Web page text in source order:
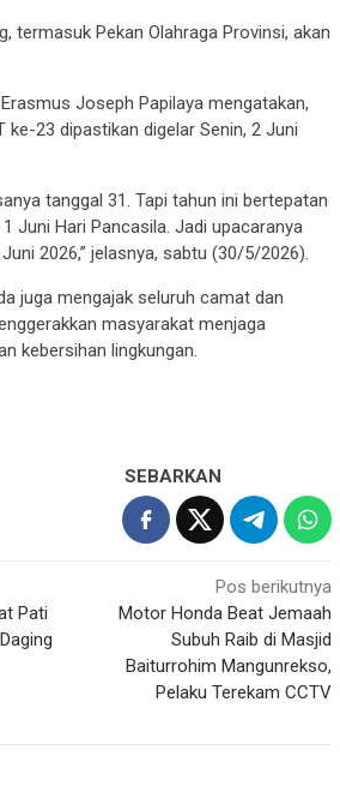
termasuk Pekan Olahraga Provinsi, akan
Joseph Papilaya mengatakan,
ke-23 dipastikan digelar Senin, 2 Juni
tanggal 31. Tapi tahun ini bertepatan
Juni Hari Pancasila. Jadi upacaranya
2026,” jelasnya, sabtu (30/5/2026).
juga mengajak seluruh camat dan
masyarakat menjaga
kebersihan lingkungan.
SEBARKAN
Pati
Pos berikutnya
Motor Honda Beat Jemaah
Subuh Raib di Masjid
Baiturrohim Mangunrekso,
Pelaku Terekam CCTV